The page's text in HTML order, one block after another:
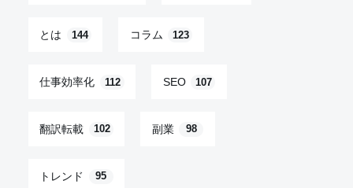
とは 144 コラム 123
仕事効率化 112 SEO 107
翻訳転載 102 副業 98
トレンド 95